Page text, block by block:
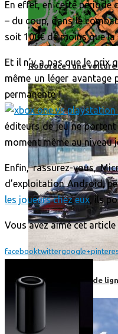
Roborace : une
Boom, cet avion de
En effet, en cette période
– du coup, dans le
soit 100€ de moins que la
Et il n’y a pas que le
même un léger
permanente !
éditeurs de jeu ne
moment même au niveau
Enfin, rassurez-vous,
d’exploitation Android,
les joueurs chez eux, ils
Vous avez aimé cet article
facebooktwittergoogle+